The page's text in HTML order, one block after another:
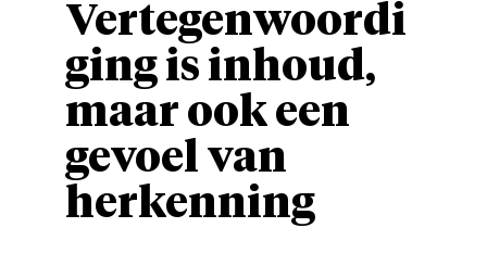
Vertegenwoordi
ging is inhoud,
maar ook een
gevoel van
herkenning